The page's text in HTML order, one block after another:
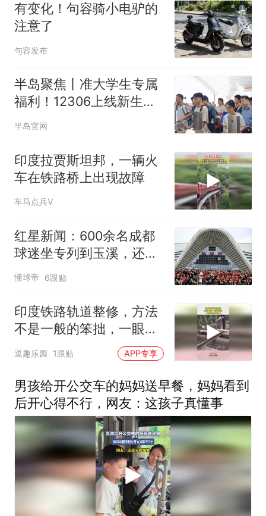
有变化！句容骑小电驴的
注意了
句容发布
半岛聚焦丨准大学生专属
福利！12306上线新生预
约购票通道，8月30日前
半岛官网
印度拉贾斯坦邦，一辆火
车在铁路桥上出现故障
车马点兵V
红星新闻：600余名成都
球迷坐专列到玉溪，还有
球迷骑行前往
懂球帝 6跟贴
印度铁路轨道整修，方法
不是一般的笨拙，一眼看
出国家实力
逗趣乐园 1跟贴 APP专享
男孩给开公交车的妈妈送早餐，妈妈看到
后开心得不行，网友：这孩子真懂事